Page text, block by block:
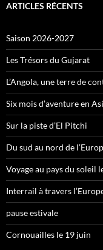
ARTICLES RÉCENTS
Saison 2026-2027
Les Trésors du Gujarat
L’Angola, une terre de
Six mois d’aventure en
Sur la piste d’El Pitchi
Du sud au nord de
Voyage au pays du soleil
Interrail à travers
pause estivale
Cornouailles le 19 juin